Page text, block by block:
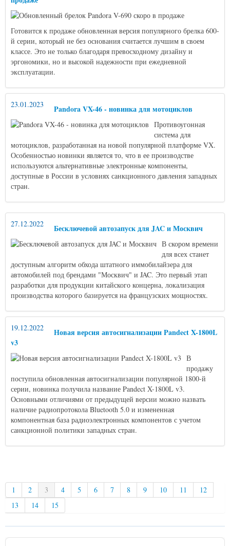
Готовится к продаже обновленная версия популярного брелка 600-
й серии, который не без основания считается лучшим в своем
классе. Это не только благодаря превосходному дизайну и
эргономики, но и высокой надежности при ежедневной
эксплуатации.
23.01.2023 Pandora VX-46 - новинка для мотоциклов
Противоугонная
система для
мотоциклов, разработанная на новой популярной платформе VX.
Особенностью новинки является то, что в ее производстве
используются альтернативные электронные компоненты,
доступные в России в условиях санкционного давления западных
стран.
27.12.2022 Бесключевой автозапуск для JAC и Москвич
В скором времени
для всех станет
доступным алгоритм обхода штатного иммобилайзера для
автомобилей под брендами "Москвич" и JAC. Это первый этап
разработки для продукции китайского концерна, локализация
производства которого базируется на французских мощностях.
19.12.2022
Новая версия автосигнализации Pandect X-1800L
v3
В
продажу
поступила обновленная автосигнализации популярной 1800-й
серии, новинка получила название Pandect X-1800L v3.
Основными отличиями от предыдущей версии можно назвать
наличие радиопротокола Bluetooth 5.0 и измененная
компонентная база радиоэлектронных компонентов с учетом
санкционной политики западных стран.
1 2 3 4 5 6 7 8 9 10 11
12
13
14 15